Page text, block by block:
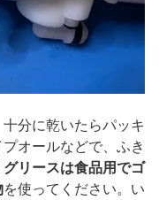
分に乾いたらパッキ
オールなどで、ふき
グリースは食品用でゴ
を使ってください。い